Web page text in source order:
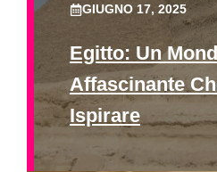
GIUGNO 17, 2025
Egitto: Un
Affascinante
Ispirare